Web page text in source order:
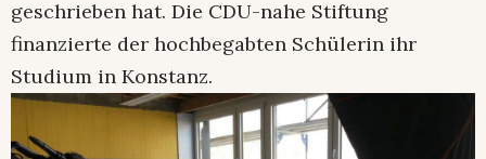
geschrieben hat. Die CDU-nahe Stiftung
finanzierte der hochbegabten Schülerin ihr
Studium in Konstanz.